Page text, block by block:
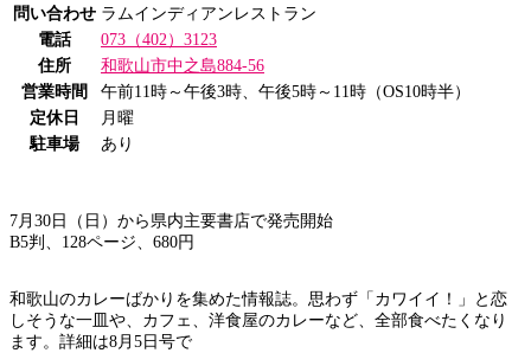
問い合わせ ラムインディアンレストラン
電話
073（402）3123
住所
和歌山市中之島884-56
営業時間
午前11時～午後3時、午後5時～11時（OS10時半）
定休日
月曜
駐車場
あり
7月30日（日）から県内主要書店で発売開始
B5判、128ページ、680円
和歌山のカレーばかりを集めた情報誌。思わず「カワイイ！」と恋
しそうな一皿や、カフェ、洋食屋のカレーなど、全部食べたくなり
ます。詳細は8月5日号で